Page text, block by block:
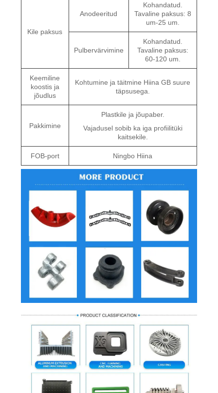
Kile paksus
Anodeeritud
Kohandatud.
Tavaline paksus: 8
um-25 um.
Pulbervärvimine
Kohandatud.
Tavaline paksus:
60-120 um.
Keemiline
koostis ja
jõudlus
Kohtumine ja täitmine Hiina GB suure
täpsusega.
Pakkimine
Plastkile ja jõupaber.
Vajadusel sobib ka iga profiilitüki
kaitsekile.
FOB-port Ningbo Hiina